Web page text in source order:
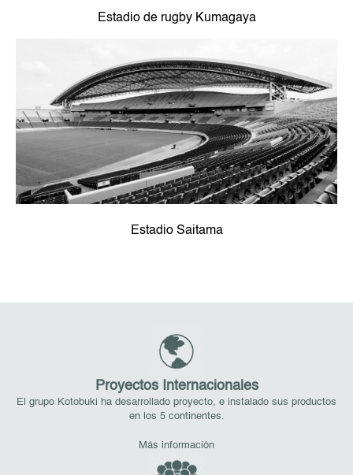
Estadio de rugby Kumagaya
Estadio Saitama
Proyectos Internacionales
El grupo Kotobuki ha desarrollado proyecto, e instalado sus productos
en los 5 continentes.
Más información